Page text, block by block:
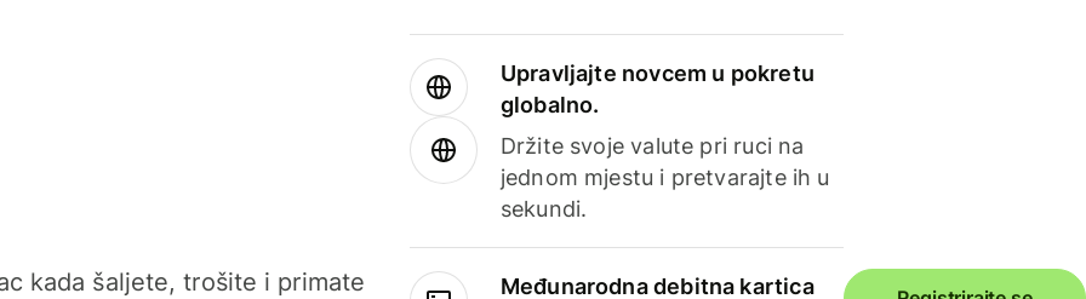
kada šaljete, trošite i primate
Upravljajte novcem u pokretu
globalno.
Držite svoje valute pri ruci na
jednom mjestu i pretvarajte ih u
sekundi.
Međunarodna debitna kartica